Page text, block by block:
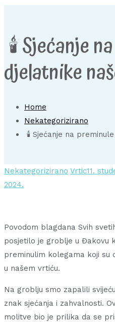
🕯️ Sjećanje
djelatnike
Home
Nekategorizirano
🕯️ Sjećanje na
Nekategorizirano Vrtic11.
2024.
Povodom blagdana Svih
posjetilo je groblje u Đakovu
preminulim kolegama koji su
u našem vrtiću.
Na groblju smo zapalili
znak sjećanja i zahvalnosti.
molitve bio je prilika da se